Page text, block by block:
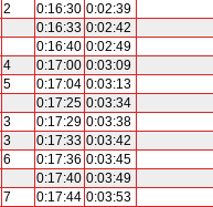
2 0:16:30 0:02:39
0:16:33 0:02:42
0:16:40 0:02:49
4 0:17:00 0:03:09
5 0:17:04 0:03:13
0:17:25 0:03:34
3 0:17:29 0:03:38
3 0:17:33 0:03:42
6 0:17:36 0:03:45
0:17:40 0:03:49
7 0:17:44 0:03:53